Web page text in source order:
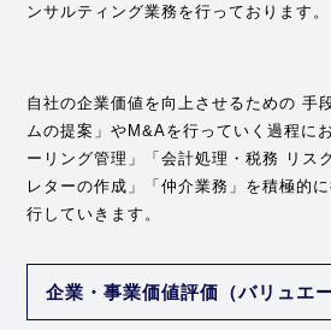
ンサルティング業務を行っております。
自社の企業価値を向上させるための 手
ムの提案」やM&Aを行っていく過程に
ーリング管理」「会計処理・税務 リス
レターの作成」「仲介業務」を積極的
行していきます。
企業・事業価値評価（バリュエ